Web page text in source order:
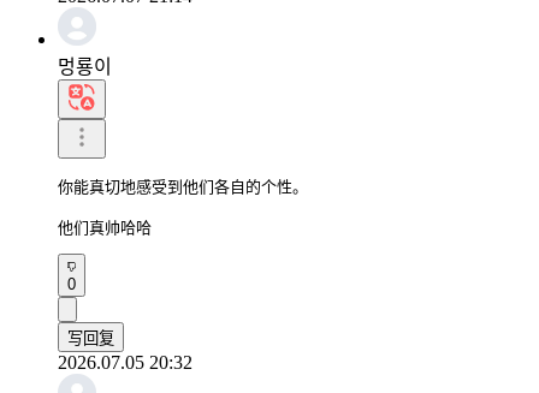
멍룡이
你能真切地感受到他们各自的个性。
他们真帅哈哈
0
写回复
2026.07.05 20:32